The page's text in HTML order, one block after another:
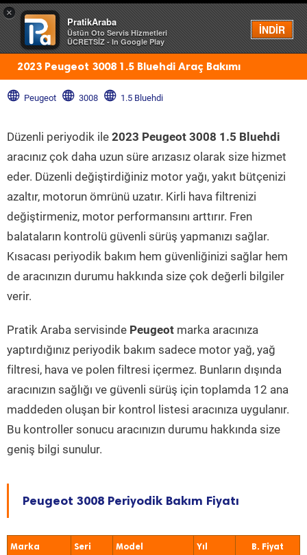
×
PratikAraba
Üstün Oto Servis Hizmetleri
ÜCRETSİZ - In Google Play
İNDİR
Menü
2023 Peugeot 3008 1.5 Bluehdi Araç Bakımı
Peugeot 3008 1.5 Bluehdi
Düzenli periyodik ile 2023 Peugeot 3008 1.5 Bluehdi
aracınız çok daha uzun süre arızasız olarak size hizmet
eder. Düzenli değiştirdiğiniz motor yağı, yakıt bütçenizi
azaltır, motorun ömrünü uzatır. Kirli hava filtrenizi
değiştirmeniz, motor performansını arttırır. Fren
balataların kontrolü güvenli sürüş yapmanızı sağlar.
Kısacası periyodik bakım hem güvenliğinizi sağlar hem
de aracınızın durumu hakkında size çok değerli bilgiler
verir.
Pratik Araba servisinde Peugeot marka aracınıza
yaptırdığınız periyodik bakım sadece motor yağ, yağ
filtresi, hava ve polen filtresi içermez. Bunların dışında
aracınızın sağlığı ve güvenli sürüş için toplamda 12 ana
maddeden oluşan bir kontrol listesi aracınıza uygulanır.
Bu kontroller sonucu aracınızın durumu hakkında size
geniş bilgi sunulur.
Peugeot 3008 Periyodik Bakım Fiyatı
Marka Seri Model Yıl